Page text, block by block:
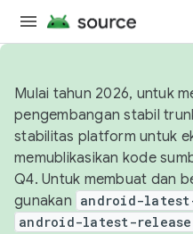
Mulai tahun 2026, untuk
pengembangan stabil
stabilitas platform untuk
memublikasikan kode
Q4. Untuk membuat dan
gunakan android-
android-latest-release